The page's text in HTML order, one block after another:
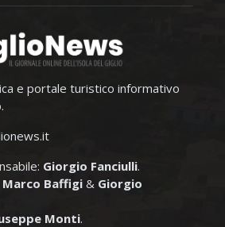
e portale turistico informativo
Giorgio Fanciulli.
Marco Baffigi & Giorgio
Monti.